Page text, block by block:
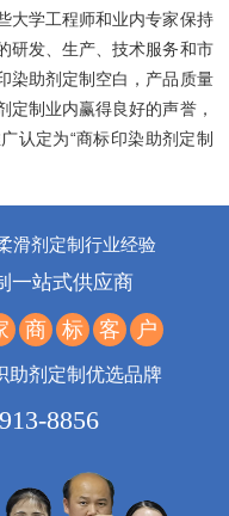
大学工程师和业内专家保持
研发、生产、技术服务和市
染助剂定制空白，产品质量
定制业内赢得良好的声誉，
认定为“商标印染助剂定制
滑剂定制行业经验
一站式供应商
商 标 客 户
助剂定制优选品牌
8856